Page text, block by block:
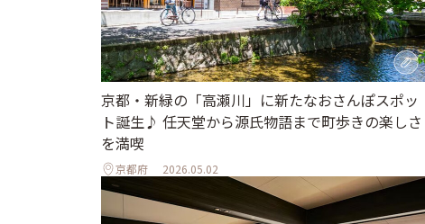
京都・新緑の「高瀬川」に新たなおさんぽスポッ
ト誕生♪ 任天堂から源氏物語まで町歩きの楽しさ
を満喫
京都府 2026.05.02